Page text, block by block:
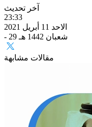
آخر تحديث
23:33
الاحد 11 أبريل 2021
- 29 شعبان 1442 هـ
مقالات مشابهة